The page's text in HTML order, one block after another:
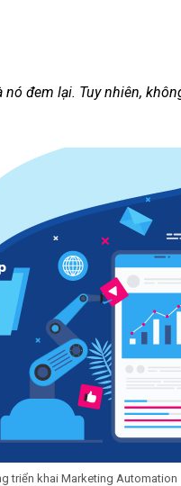
đem lại. Tuy nhiên,
triển khai Marketing Automation